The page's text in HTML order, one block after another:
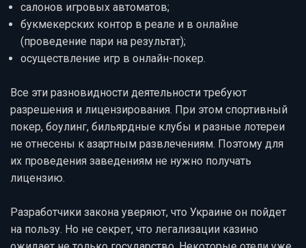
салонов игровых автоматов;
букмекерских контор в реале и в онлайне
(проведение пари на результат);
осуществление игр в онлайн-покер.
Все эти разновидности деятельности требуют
разрешения и лицензирования. При этом спортивный
покер, боулинг, бильярдные клубы и разные лотереи
не отнесены к азартным развлечениям. Поэтому для
их проведения заведениям не нужно получать
лицензию.
Разработчики закона уверяют, что Украине он пойдет
на пользу. Но не секрет, что легализации казино